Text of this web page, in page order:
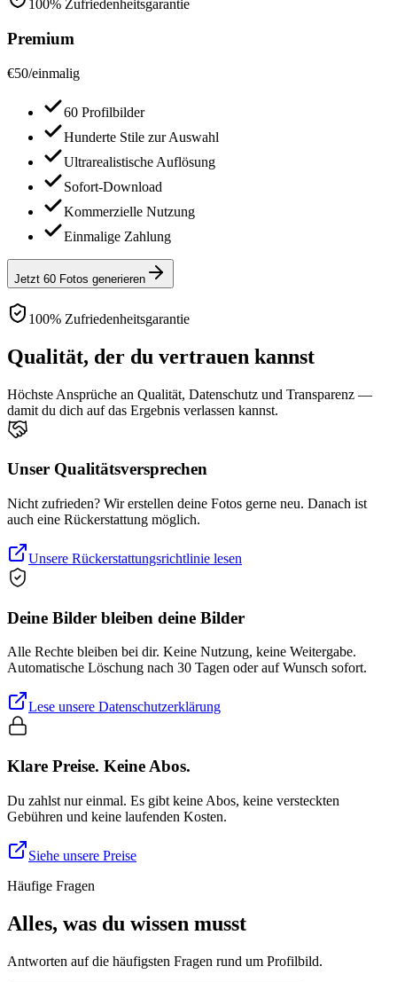
100% Zufriedenheitsgarantie
Premium
€50/einmalig
60 Profilbilder
Hunderte Stile zur Auswahl
Ultrarealistische Auflösung
Sofort-Download
Kommerzielle Nutzung
Einmalige Zahlung
Jetzt 60 Fotos generieren
100% Zufriedenheitsgarantie
Qualität, der du vertrauen kannst
Höchste Ansprüche an Qualität, Datenschutz und Transparenz —
damit du dich auf das Ergebnis verlassen kannst.
Unser Qualitätsversprechen
Nicht zufrieden? Wir erstellen deine Fotos gerne neu. Danach ist
auch eine Rückerstattung möglich.
Unsere Rückerstattungsrichtlinie lesen
Deine Bilder bleiben deine Bilder
Alle Rechte bleiben bei dir. Keine Nutzung, keine Weitergabe.
Automatische Löschung nach 30 Tagen oder auf Wunsch sofort.
Lese unsere Datenschutzerklärung
Klare Preise. Keine Abos.
Du zahlst nur einmal. Es gibt keine Abos, keine versteckten
Gebühren und keine laufenden Kosten.
Siehe unsere Preise
Häufige Fragen
Alles, was du wissen musst
Antworten auf die häufigsten Fragen rund um Profilbild.